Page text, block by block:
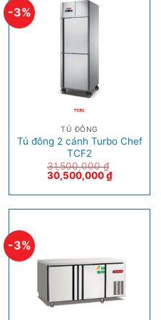
-3%
TỦ ĐÔNG
Tủ đông 2 cánh Turbo Chef
TCF2
31,500,000₫
30,500,000₫
-3%